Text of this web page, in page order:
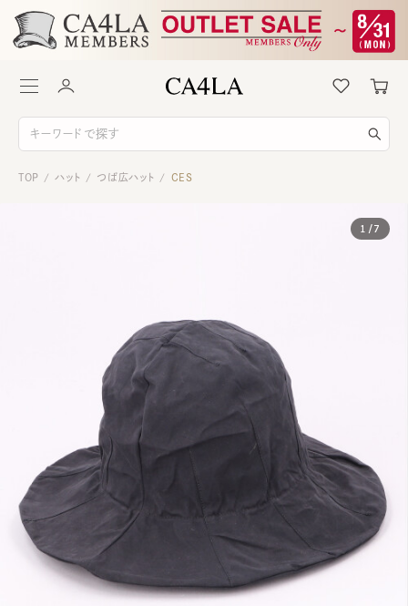
TOP / ハット / つば広ハット / CES
1 /7